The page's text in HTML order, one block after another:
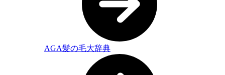
AGA髪の毛大辞典